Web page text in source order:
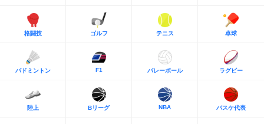
格闘技 ゴルフ テニス 卓球
バドミントン F1 バレーボール ラグビー
陸上 Bリーグ NBA バスケ代表